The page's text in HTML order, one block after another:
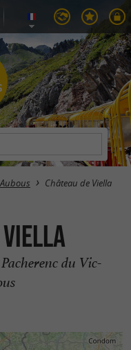
Aubous Château de Viella
Viella
du Vic-